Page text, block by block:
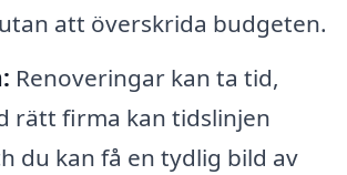
att överskrida budgeten.
Renoveringar kan ta tid,
rätt firma kan tidslinjen
du kan få en tydlig bild av